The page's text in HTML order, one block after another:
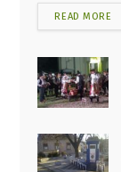
READ MORE